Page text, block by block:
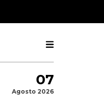
07
Agosto 2026